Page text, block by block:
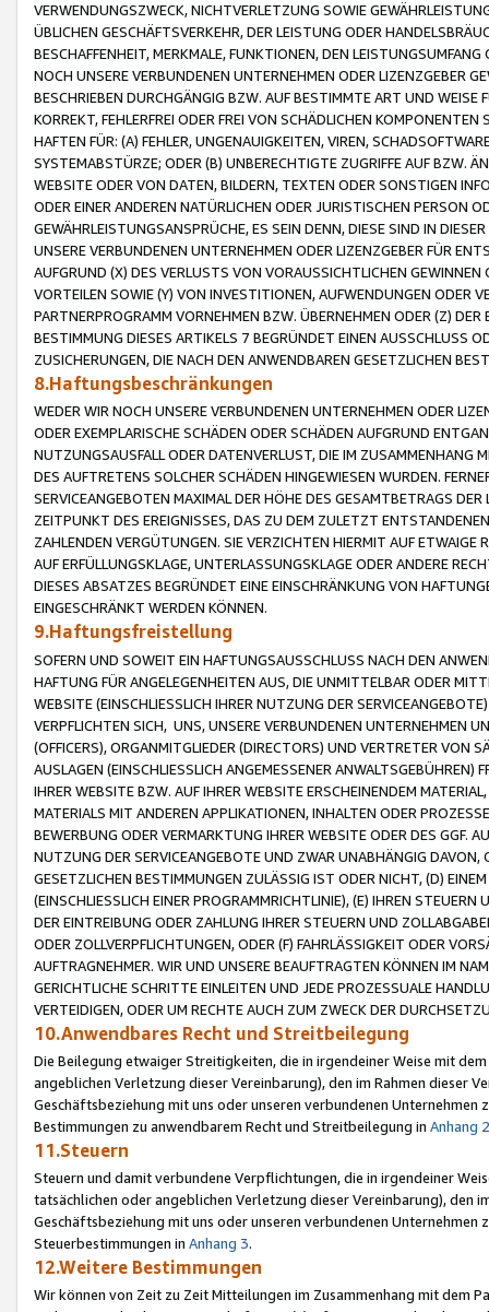
VERWENDUNGSZWECK, NICHTVERLETZUNG SOWIE
ÜBLICHEN GESCHÄFTSVERKEHR, DER LEISTUNG ODER
BESCHAFFENHEIT, MERKMALE, FUNKTIONEN, DEN
NOCH UNSERE VERBUNDENEN UNTERNEHMEN ODER LIZENZGEBER
BESCHRIEBEN DURCHGÄNGIG BZW. AUF BESTIMMTE ART UND
KORREKT, FEHLERFREI ODER FREI VON SCHÄDLICHEN
HAFTEN FÜR: (A) FEHLER, UNGENAUIGKEITEN, VIREN,
SYSTEMABSTÜRZE; ODER (B) UNBERECHTIGTE ZUGRIFFE AUF BZW.
WEBSITE ODER VON DATEN, BILDERN, TEXTEN ODER SONSTIGEN
ODER EINER ANDEREN NATÜRLICHEN ODER JURISTISCHEN PERSON
GEWÄHRLEISTUNGSANSPRÜCHE, ES SEIN DENN, DIESE SIND IN
UNSERE VERBUNDENEN UNTERNEHMEN ODER LIZENZGEBER FÜR
AUFGRUND (X) DES VERLUSTS VON VORAUSSICHTLICHEN
VORTEILEN SOWIE (Y) VON INVESTITIONEN, AUFWENDUNGEN ODER
PARTNERPROGRAMM VORNEHMEN BZW. ÜBERNEHMEN ODER (Z)
BESTIMMUNG DIESES ARTIKELS 7 BEGRÜNDET EINEN AUSSCHLUSS
ZUSICHERUNGEN, DIE NACH DEN ANWENDBAREN GESETZLICHEN
8.Haftungsbeschränkungen
WEDER WIR NOCH UNSERE VERBUNDENEN UNTERNEHMEN ODER
ODER EXEMPLARISCHE SCHÄDEN ODER SCHÄDEN AUFGRUND
NUTZUNGSAUSFALL ODER DATENVERLUST, DIE IM ZUSAMMENHANG
DES AUFTRETENS SOLCHER SCHÄDEN HINGEWIESEN WURDEN.
SERVICEANGEBOTEN MAXIMAL DER HÖHE DES GESAMTBETRAGS
ZEITPUNKT DES EREIGNISSES, DAS ZU DEM ZULETZT
ZAHLENDEN VERGÜTUNGEN. SIE VERZICHTEN HIERMIT AUF
AUF ERFÜLLUNGSKLAGE, UNTERLASSUNGSKLAGE ODER ANDERE
DIESES ABSATZES BEGRÜNDET EINE EINSCHRÄNKUNG VON
EINGESCHRÄNKT WERDEN KÖNNEN.
9.Haftungsfreistellung
SOFERN UND SOWEIT EIN HAFTUNGSAUSSCHLUSS NACH DEN
HAFTUNG FÜR ANGELEGENHEITEN AUS, DIE UNMITTELBAR ODER
WEBSITE (EINSCHLIESSLICH IHRER NUTZUNG DER
VERPFLICHTEN SICH, UNS, UNSERE VERBUNDENEN UNTERNEHMEN
(OFFICERS), ORGANMITGLIEDER (DIRECTORS) UND VERTRETER VON
AUSLAGEN (EINSCHLIESSLICH ANGEMESSENER
IHRER WEBSITE BZW. AUF IHRER WEBSITE ERSCHEINENDEM
MATERIALS MIT ANDEREN APPLIKATIONEN, INHALTEN ODER
BEWERBUNG ODER VERMARKTUNG IHRER WEBSITE ODER DES GGF.
NUTZUNG DER SERVICEANGEBOTE UND ZWAR UNABHÄNGIG
GESETZLICHEN BESTIMMUNGEN ZULÄSSIG IST ODER NICHT, (D)
(EINSCHLIESSLICH EINER PROGRAMMRICHTLINIE), (E) IHREN
DER EINTREIBUNG ODER ZAHLUNG IHRER STEUERN UND
ODER ZOLLVERPFLICHTUNGEN, ODER (F) FAHRLÄSSIGKEIT ODER
AUFTRAGNEHMER. WIR UND UNSERE BEAUFTRAGTEN KÖNNEN IM
GERICHTLICHE SCHRITTE EINLEITEN UND JEDE PROZESSUALE
VERTEIDIGEN, ODER UM RECHTE AUCH ZUM ZWECK DER
10.Anwendbares Recht und Streitbeilegung
Die Beilegung etwaiger Streitigkeiten, die in irgendeiner Weise mit
angeblichen Verletzung dieser Vereinbarung), den im Rahmen dieser
Geschäftsbeziehung mit uns oder unseren verbundenen
Bestimmungen zu anwendbarem Recht und Streitbeilegung in Anhang 2
11.Steuern
Steuern und damit verbundene Verpflichtungen, die in irgendeiner
tatsächlichen oder angeblichen Verletzung dieser Vereinbarung), den
Geschäftsbeziehung mit uns oder unseren verbundenen
Steuerbestimmungen in Anhang 3.
12.Weitere Bestimmungen
Wir können von Zeit zu Zeit Mitteilungen im Zusammenhang mit dem